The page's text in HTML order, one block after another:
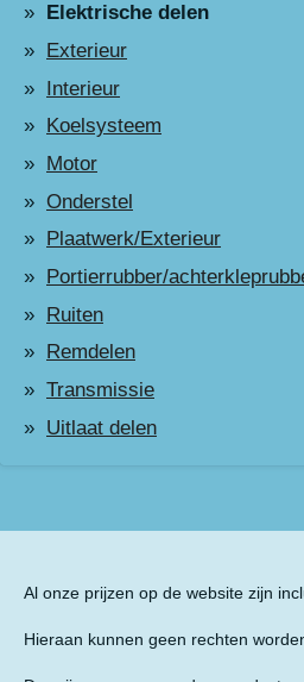
Elektrische delen
Exterieur
Interieur
Koelsysteem
Motor
Onderstel
Plaatwerk/Exterieur
Portierrubber/
Ruiten
Remdelen
Transmissie
Uitlaat delen
Al onze prijzen op de website zijn
Hieraan kunnen geen rechten